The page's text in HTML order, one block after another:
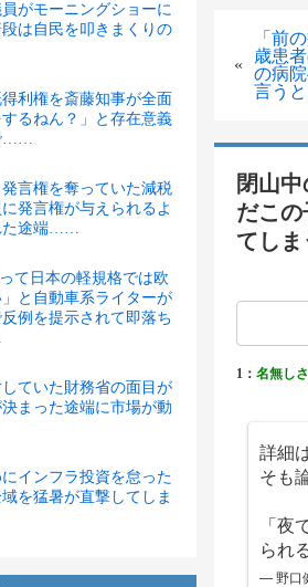
がモーニングショーに
は自民を叩きまくりの
利権を斎藤知事が全面
るねん？」と存在意義
……
言権を奪っていた減税
発言権が与えられるよ
た途端……
って日本の軽規格では欧
と自動車系ライターが
例を提示されて即落ち
ていた財務省の面目が
まった途端に市場が動
インフラ投資を怠った
を猛暑が直撃してしま
«
「前
歳患
の病
言う
閉山
だこ
てし
1： 名無し
詳細
そも
「
られ
— 野口